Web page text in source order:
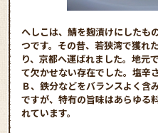
へしこは、鯖を麹漬けにしたも
つです。その昔、若狭湾で獲れ
り、京都へ運ばれました。地元
て欠かせない存在でした。塩辛
Ｂ、鉄分などをバランスよく含
ですが、特有の旨味はあらゆる
れています。